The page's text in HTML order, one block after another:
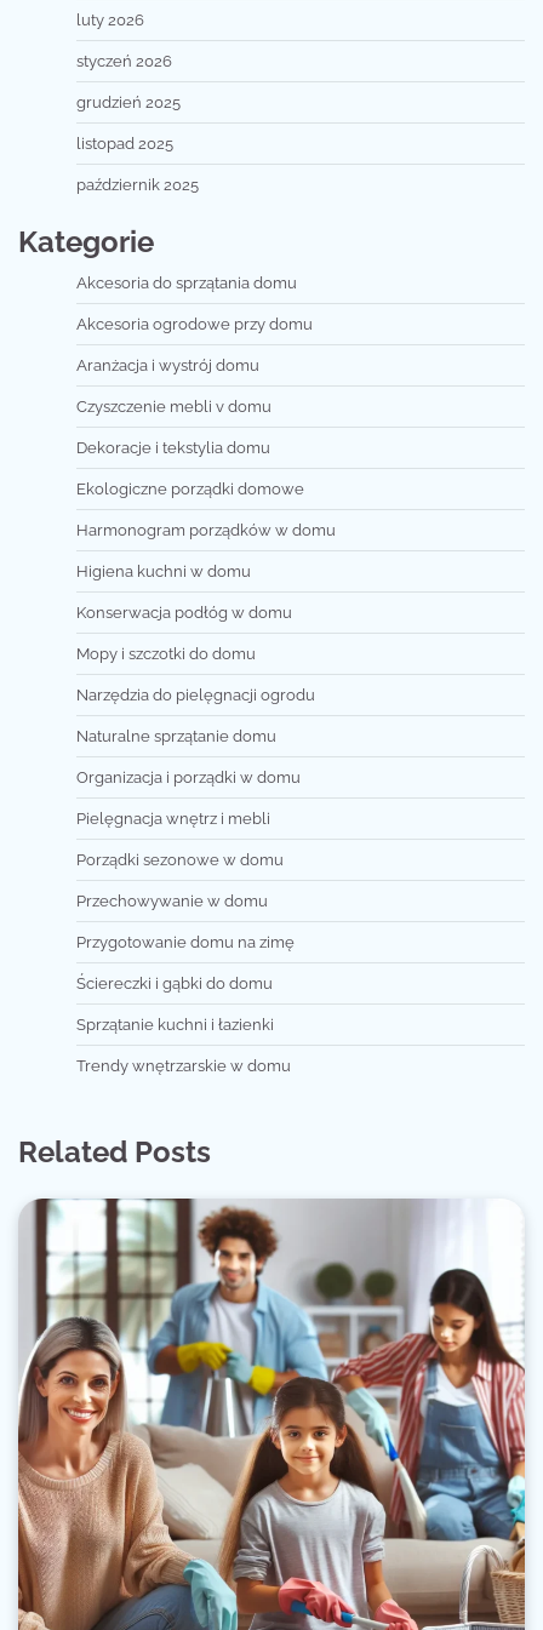
luty 2026
styczeń 2026
grudzień 2025
listopad 2025
październik 2025
Kategorie
Akcesoria do sprzątania domu
Akcesoria ogrodowe przy domu
Aranżacja i wystrój domu
Czyszczenie mebli v domu
Dekoracje i tekstylia domu
Ekologiczne porządki domowe
Harmonogram porządków w domu
Higiena kuchni w domu
Konserwacja podłóg w domu
Mopy i szczotki do domu
Narzędzia do pielęgnacji ogrodu
Naturalne sprzątanie domu
Organizacja i porządki w domu
Pielęgnacja wnętrz i mebli
Porządki sezonowe w domu
Przechowywanie w domu
Przygotowanie domu na zimę
Ściereczki i gąbki do domu
Sprzątanie kuchni i łazienki
Trendy wnętrzarskie w domu
Related Posts